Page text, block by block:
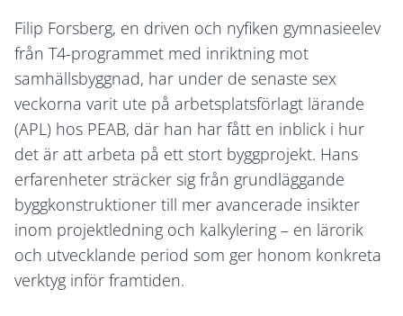
Filip Forsberg, en driven och nyfiken gymnasieelev
från T4-programmet med inriktning mot
samhällsbyggnad, har under de senaste sex
veckorna varit ute på arbetsplatsförlagt lärande
(APL) hos PEAB, där han har fått en inblick i hur
det är att arbeta på ett stort byggprojekt. Hans
erfarenheter sträcker sig från grundläggande
byggkonstruktioner till mer avancerade insikter
inom projektledning och kalkylering – en lärorik
och utvecklande period som ger honom konkreta
verktyg inför framtiden.